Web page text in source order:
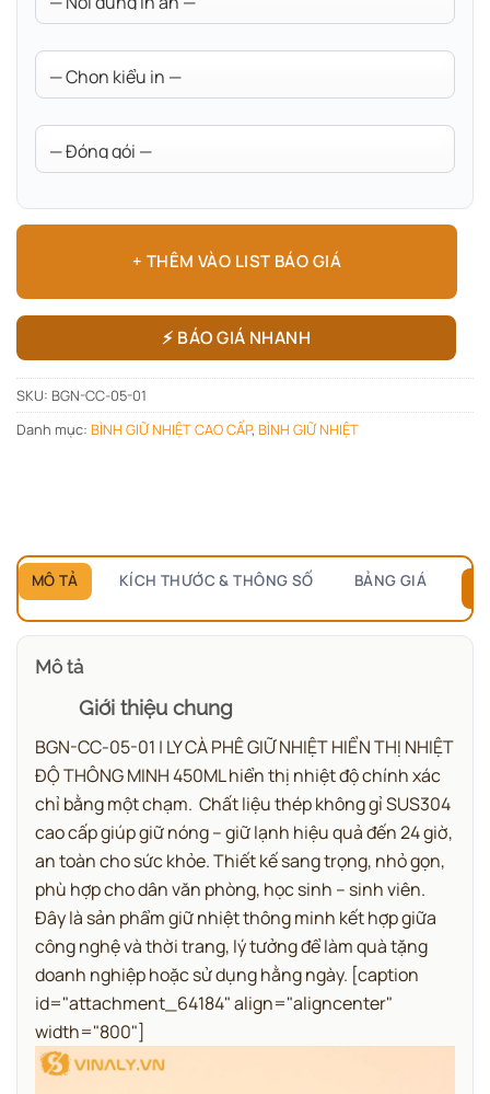
+ THÊM VÀO LIST BÁO GIÁ
⚡ BÁO GIÁ NHANH
SKU: BGN-CC-05-01
Danh mục: BÌNH GIỮ NHIỆT CAO CẤP, BÌNH GIỮ NHIỆT
MÔ TẢ KÍCH THƯỚC & THÔNG SỐ BẢNG GIÁ
Mô tả
Giới thiệu chung
BGN-CC-05-01 | LY CÀ PHÊ GIỮ NHIỆT HIỂN THỊ NHIỆT
ĐỘ THÔNG MINH 450ML hiển thị nhiệt độ chính xác
chỉ bằng một chạm. Chất liệu thép không gỉ SUS304
cao cấp giúp giữ nóng – giữ lạnh hiệu quả đến 24 giờ,
an toàn cho sức khỏe. Thiết kế sang trọng, nhỏ gọn,
phù hợp cho dân văn phòng, học sinh – sinh viên.
Đây là sản phẩm giữ nhiệt thông minh kết hợp giữa
công nghệ và thời trang, lý tưởng để làm quà tặng
doanh nghiệp hoặc sử dụng hằng ngày. [caption
id="attachment_64184" align="aligncenter"
width="800"]